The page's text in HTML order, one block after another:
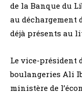
de la Banque du
au déchargement
déjà présents au
Le vice-président
boulangeries Ali
ministère de